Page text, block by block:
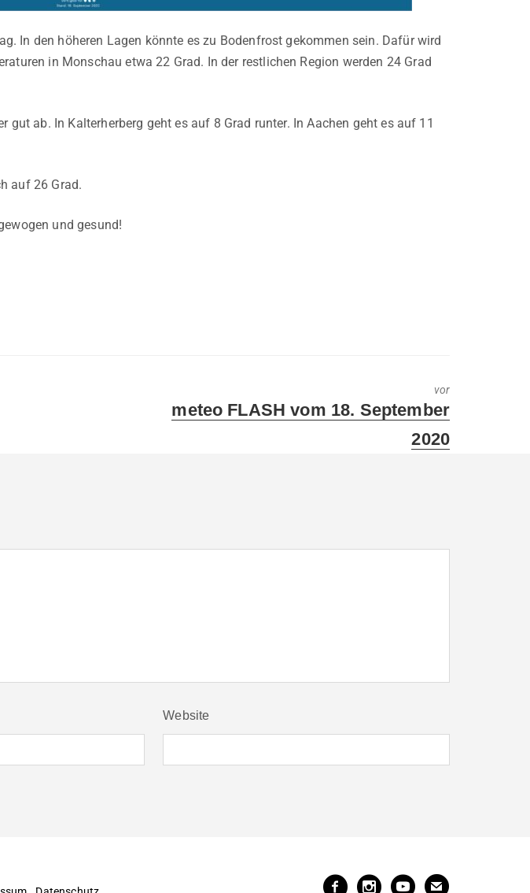
In den höheren Lagen könnte es zu Bodenfrost gekommen sein. Dafür wird
in Monschau etwa 22 Grad. In der restlichen Region werden 24 Grad
ab. In Kalterherberg geht es auf 8 Grad runter. In Aachen geht es auf 11
auf 26 Grad.
und gesund!
vor
Next
meteo FLASH vom 18. September
2020
Website